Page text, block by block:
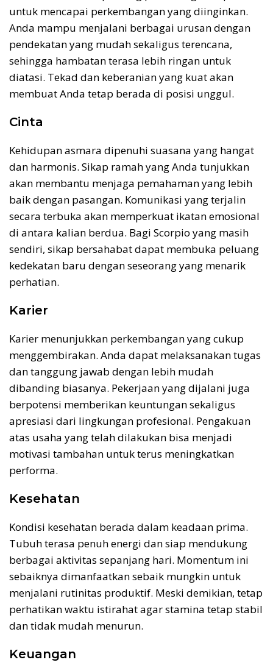
untuk mencapai perkembangan yang diinginkan.
Anda mampu menjalani berbagai urusan dengan
pendekatan yang mudah sekaligus terencana,
sehingga hambatan terasa lebih ringan untuk
diatasi. Tekad dan keberanian yang kuat akan
membuat Anda tetap berada di posisi unggul.
Cinta
Kehidupan asmara dipenuhi suasana yang hangat
dan harmonis. Sikap ramah yang Anda tunjukkan
akan membantu menjaga pemahaman yang lebih
baik dengan pasangan. Komunikasi yang terjalin
secara terbuka akan memperkuat ikatan emosional
di antara kalian berdua. Bagi Scorpio yang masih
sendiri, sikap bersahabat dapat membuka peluang
kedekatan baru dengan seseorang yang menarik
perhatian.
Karier
Karier menunjukkan perkembangan yang cukup
menggembirakan. Anda dapat melaksanakan tugas
dan tanggung jawab dengan lebih mudah
dibanding biasanya. Pekerjaan yang dijalani juga
berpotensi memberikan keuntungan sekaligus
apresiasi dari lingkungan profesional. Pengakuan
atas usaha yang telah dilakukan bisa menjadi
motivasi tambahan untuk terus meningkatkan
performa.
Kesehatan
Kondisi kesehatan berada dalam keadaan prima.
Tubuh terasa penuh energi dan siap mendukung
berbagai aktivitas sepanjang hari. Momentum ini
sebaiknya dimanfaatkan sebaik mungkin untuk
menjalani rutinitas produktif. Meski demikian, tetap
perhatikan waktu istirahat agar stamina tetap stabil
dan tidak mudah menurun.
Keuangan